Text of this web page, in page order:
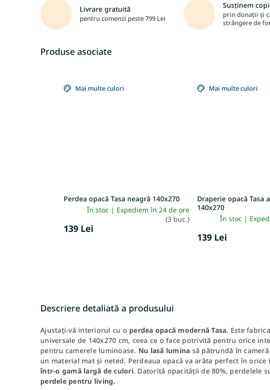
Livrare gratuită
pentru comenzi peste 799 Lei
Susținem
prin donații și
strângere de
Produse asociate
Mai multe culori
Perdea opacă Tasa neagră 140x270
În stoc | Expediem în 24 de ore
(3 buc.)
139 Lei
Mai multe culori
Draperie opacă Tasa
140x270
În stoc |
139 Lei
Descriere detaliată a produsului
Ajustați-vă interiorul cu o perdea opacă modernă Tasa. Este
universale de 140x270 cm, ceea ce o face potrivită pentru orice
pentru camerele luminoase. Nu lasă lumina să pătrundă în
un material mat și neted. Perdeaua opacă va arăta perfect în
într-o gamă largă de culori. Datorită opacității de 80%, perdelele
perdele pentru living.